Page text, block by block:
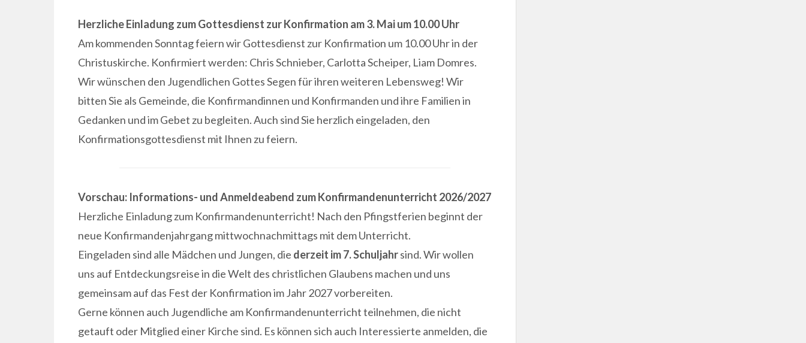
Herzliche Einladung zum Gottesdienst zur Konfirmation am 3. Mai um 10.00 Uhr
Am kommenden Sonntag feiern wir Gottesdienst zur Konfirmation um 10.00 Uhr in der
Christuskirche. Konfirmiert werden: Chris Schnieber, Carlotta Scheiper, Liam Domres.
Wir wünschen den Jugendlichen Gottes Segen für ihren weiteren Lebensweg! Wir
bitten Sie als Gemeinde, die Konfirmandinnen und Konfirmanden und ihre Familien in
Gedanken und im Gebet zu begleiten. Auch sind Sie herzlich eingeladen, den
Konfirmationsgottesdienst mit Ihnen zu feiern.
Vorschau: Informations- und Anmeldeabend zum Konfirmandenunterricht 2026/2027
Herzliche Einladung zum Konfirmandenunterricht! Nach den Pfingstferien beginnt der
neue Konfirmandenjahrgang mittwochnachmittags mit dem Unterricht.
Eingeladen sind alle Mädchen und Jungen, die derzeit im 7. Schuljahrsind. Wir wollen
uns auf Entdeckungsreise in die Welt des christlichen Glaubens machen und uns
gemeinsam auf das Fest der Konfirmation im Jahr 2027 vorbereiten.
Gerne können auch Jugendliche am Konfirmandenunterricht teilnehmen, die nicht
getauft oder Mitglied einer Kirche sind. Es können sich auch Interessierte anmelden, die